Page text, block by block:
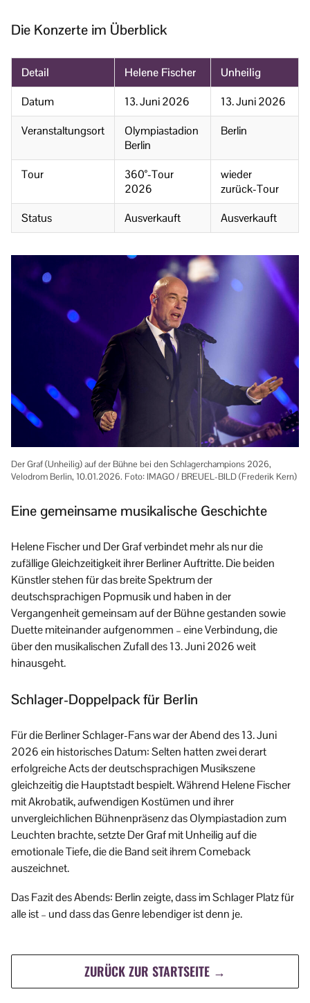
Die Konzerte im Überblick
Detail Helene Fischer
Unheilig
Datum
13. Juni 2026
13. Juni 2026
Veranstaltungsort
Olympiastadion
Berlin
Berlin
Tour
360°-Tour
2026
wieder
zurück-Tour
Status
Ausverkauft Ausverkauft
Der Graf (Unheilig) auf der Bühne bei den Schlagerchampions 2026,
Velodrom Berlin, 10.01.2026. Foto: IMAGO / BREUEL-BILD (Frederik Kern)
Eine gemeinsame musikalische Geschichte
Helene Fischer und Der Graf verbindet mehr als nur die
zufällige Gleichzeitigkeit ihrer Berliner Auftritte. Die beiden
Künstler stehen für das breite Spektrum der
deutschsprachigen Popmusik und haben in der
Vergangenheit gemeinsam auf der Bühne gestanden sowie
Duette miteinander aufgenommen – eine Verbindung, die
über den musikalischen Zufall des 13. Juni 2026 weit
hinausgeht.
Schlager-Doppelpack für Berlin
Für die Berliner Schlager-Fans war der Abend des 13. Juni
2026 ein historisches Datum: Selten hatten zwei derart
erfolgreiche Acts der deutschsprachigen Musikszene
gleichzeitig die Hauptstadt bespielt. Während Helene Fischer
mit Akrobatik, aufwendigen Kostümen und ihrer
unvergleichlichen Bühnenpräsenz das Olympiastadion zum
Leuchten brachte, setzte Der Graf mit Unheilig auf die
emotionale Tiefe, die die Band seit ihrem Comeback
auszeichnet.
Das Fazit des Abends: Berlin zeigte, dass im Schlager Platz für
alle ist – und dass das Genre lebendiger ist denn je.
ZURÜCK ZUR STARTSEITE →